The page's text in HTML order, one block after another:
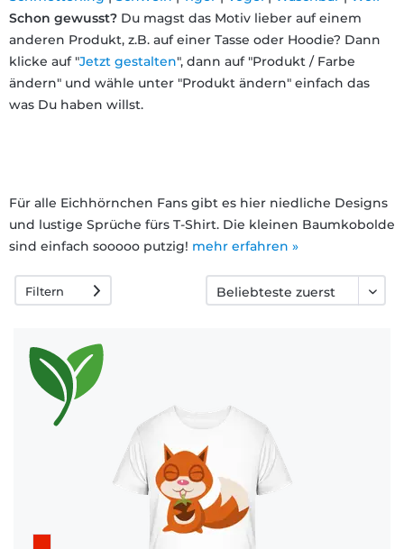
Rückgaberecht
Häufige
Schon gewusst? Du magst das Motiv lieber auf einem
anderen Produkt, z.B. auf einer Tasse oder Hoodie? Dann
klicke auf "Jetzt gestalten", dann auf "Produkt / Farbe
ändern" und wähle unter "Produkt ändern" einfach das
was Du haben willst.
Für alle Eichhörnchen Fans gibt es hier niedliche Designs
und lustige Sprüche fürs T-Shirt. Die kleinen Baumkobolde
sind einfach sooooo putzig! mehr erfahren »
Filtern